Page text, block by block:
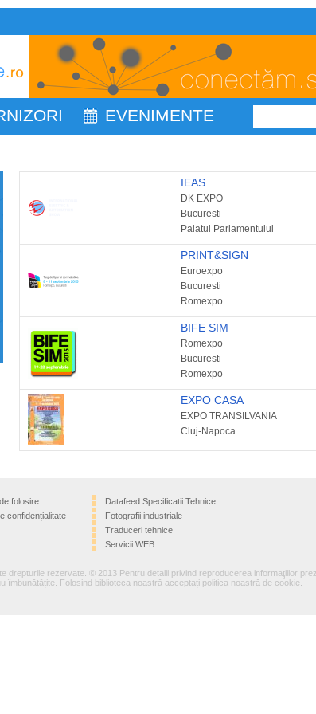
EVENIMENTE
IEAS
DK EXPO
Bucuresti
Palatul Parlamentului
PRINT&SIGN
Euroexpo
Bucuresti
Romexpo
BIFE SIM
Romexpo
Bucuresti
Romexpo
EXPO CASA
EXPO TRANSILVANIA
Cluj-Napoca
folosire
confidențialitate
Datafeed Specificatii Tehnice
Fotografii industriale
Traduceri tehnice
Servicii WEB
drepturile rezervate. © 2013 Pentru detalii privind reproducerea informaţiilor
îmbunătățite. Folosind biblioteca noastră acceptați politica noastră de cookie.